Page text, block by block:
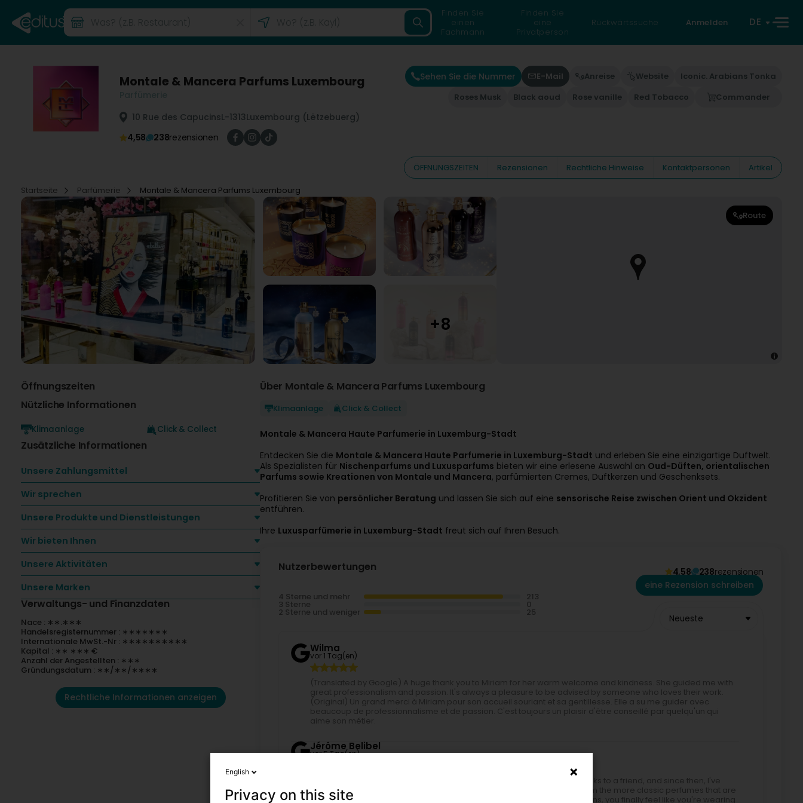
Finden Sie
einen
Fachmann
Finden Sie
eine
Privatperson
Rückwärtssuche Anmelden DE
Montale & Mancera Parfums Luxembourg
10 Rue des CapucinsL-1313Luxembourg (Lëtzebuerg)
4,58
238rezensionen
Sehen Sie die Nummer E-Mail Anreise Website
Iconic. Arabians Tonka
Roses Musk
Black aoud Rose vanille Red Tobacco Commander
ÖFFNUNGSZEITEN Rezensionen Rechtliche Hinweise Kontaktpersonen
Artikel
Startseite
Parfümerie Montale & Mancera Parfums Luxembourg
Route
Öffnungszeiten
Nützliche Informationen
Klimaanlage Click & Collect
Zusätzliche Informationen
Unsere Zahlungsmittel
Wir sprechen
Unsere Produkte und Dienstleistungen
Wir bieten Ihnen
Unsere Aktivitäten
Unsere Marken
Verwaltungs- und Finanzdaten
Nace : ∗∗.∗∗∗
Handelsregisternummer : ∗∗∗∗∗∗∗
Internationale MwSt.-Nr : ∗∗∗∗∗∗∗∗∗∗
Kapital : ∗∗ ∗∗∗ €
Anzahl der Angestellten : ∗∗∗
Gründungsdatum : ∗∗/∗∗/∗∗∗∗
Rechtliche Informationen anzeigen
Über Montale & Mancera Parfums Luxembourg
Klimaanlage Click & Collect
Montale & Mancera Haute Parfumerie in Luxemburg-Stadt
Entdecken Sie die Montale & Mancera Haute Parfumerie in Luxemburg-Stadt und erleben Sie eine einzigartige Duftwelt.
Als Spezialisten für Nischenparfums und Luxusparfums bieten wir eine erlesene Auswahl an Oud-Düften, orientalischen
Parfums sowie Kreationen von Montale und Mancera, parfümierten Cremes, Duftkerzen und Geschenksets.
Profitieren Sie von persönlicher Beratung und lassen Sie sich auf eine sensorische Reise zwischen Orient und Okzident
entführen.
Ihre Luxusparfümerie in Luxemburg-Stadt freut sich auf Ihren Besuch.
Nutzerbewertungen 4,58 238rezensionen
4 Sterne und mehr
3 Sterne
2 Sterne und weniger
eine Rezension schreiben
Neueste
Wilma
vor 1 Tag(en)
(Translated by Google) A huge thank you to Miriam for her warm welcome and kindness. She guided me with
great professionalism and passion. It's always a pleasure to be advised by someone who loves their work.
(Original) Un grand merci à Miriam pour son accueil souriant et sa gentillesse. Elle a su me guider avec
beaucoup de professionnalisme et de passion. C'est toujours un plaisir d'être conseillé par quelqu'un qui
aime son métier.
Jérôme Belibel
vor 5 Tag(en)
(Translated by Google) I discovered the Montale niche perfume line thanks to a friend, and since then, I've
been hooked. The scents are simply exceptional. They truly stand out from the more classic perfumes that are
everywhere and that everyone ends up wearing. Thanks to these creations, you finally feel like you're wearing
English
Privacy on this site